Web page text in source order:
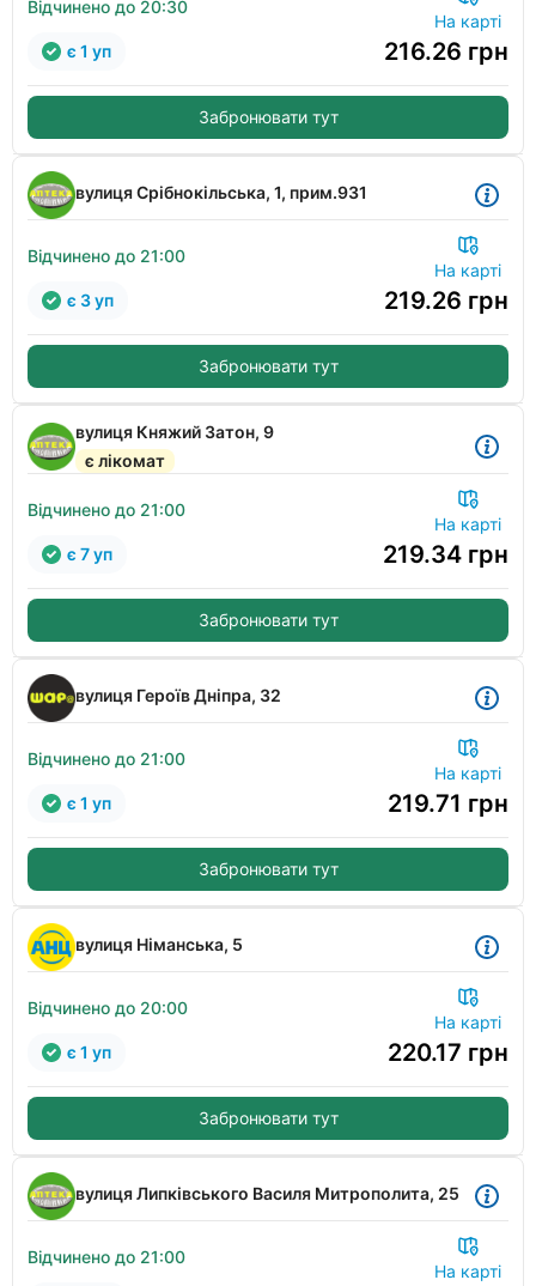
Відчинено до 20:30
На карті
216.26 грн
є 1 уп
Забронювати тут
вулиця Срібнокільська, 1, прим.931
Відчинено до 21:00
На карті
219.26 грн
є 3 уп
Забронювати тут
вулиця Княжий Затон, 9
є лікомат
Відчинено до 21:00
На карті
219.34 грн
є 7 уп
Забронювати тут
вулиця Героїв Дніпра, 32
Відчинено до 21:00
На карті
219.71 грн
є 1 уп
Забронювати тут
вулиця Німанська, 5
Відчинено до 20:00
На карті
220.17 грн
є 1 уп
Забронювати тут
вулиця Липківського Василя Митрополита, 25
Відчинено до 21:00
На карті